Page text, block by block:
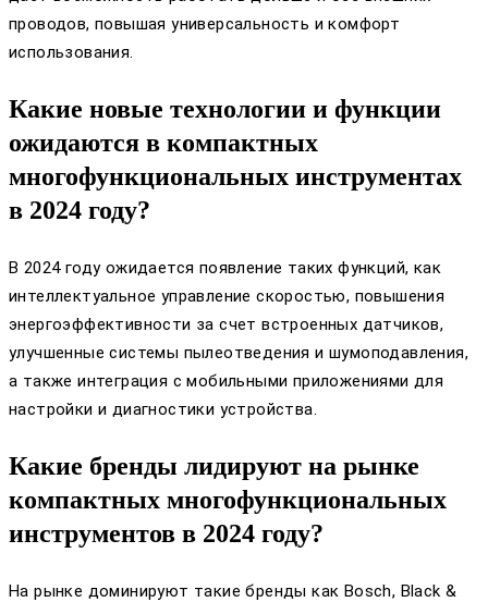
проводов, повышая универсальность и комфорт
использования.
Какие новые технологии и функции
ожидаются в компактных
многофункциональных инструментах
в 2024 году?
В 2024 году ожидается появление таких функций, как
интеллектуальное управление скоростью, повышения
энергоэффективности за счет встроенных датчиков,
улучшенные системы пылеотведения и шумоподавления,
а также интеграция с мобильными приложениями для
настройки и диагностики устройства.
Какие бренды лидируют на рынке
компактных многофункциональных
инструментов в 2024 году?
На рынке доминируют такие бренды как Bosch, Black &